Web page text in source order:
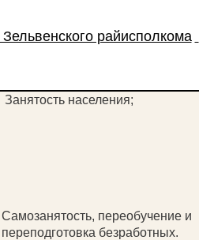
райисполкома
Занятость населения;
Самозанятость, переобучение и
переподготовка безработных.